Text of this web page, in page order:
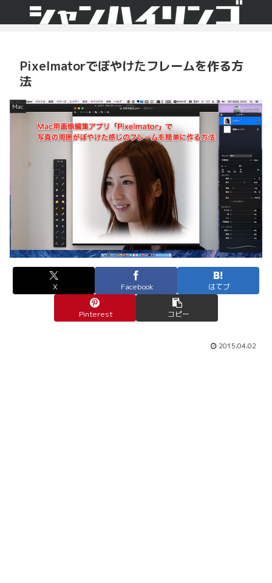
Pixelmatorでぼやけたフレームを作る方
法
Mac
X Facebook はてブ
Pinterest コピー
2015.04.02